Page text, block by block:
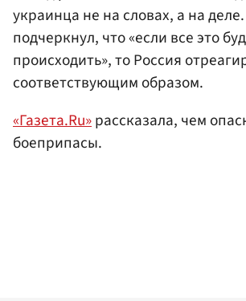
украинца не на словах, а на
подчеркнул, что «если все это
происходить», то Россия
соответствующим образом.
«Газета.Ru»рассказала, чем
боеприпасы.